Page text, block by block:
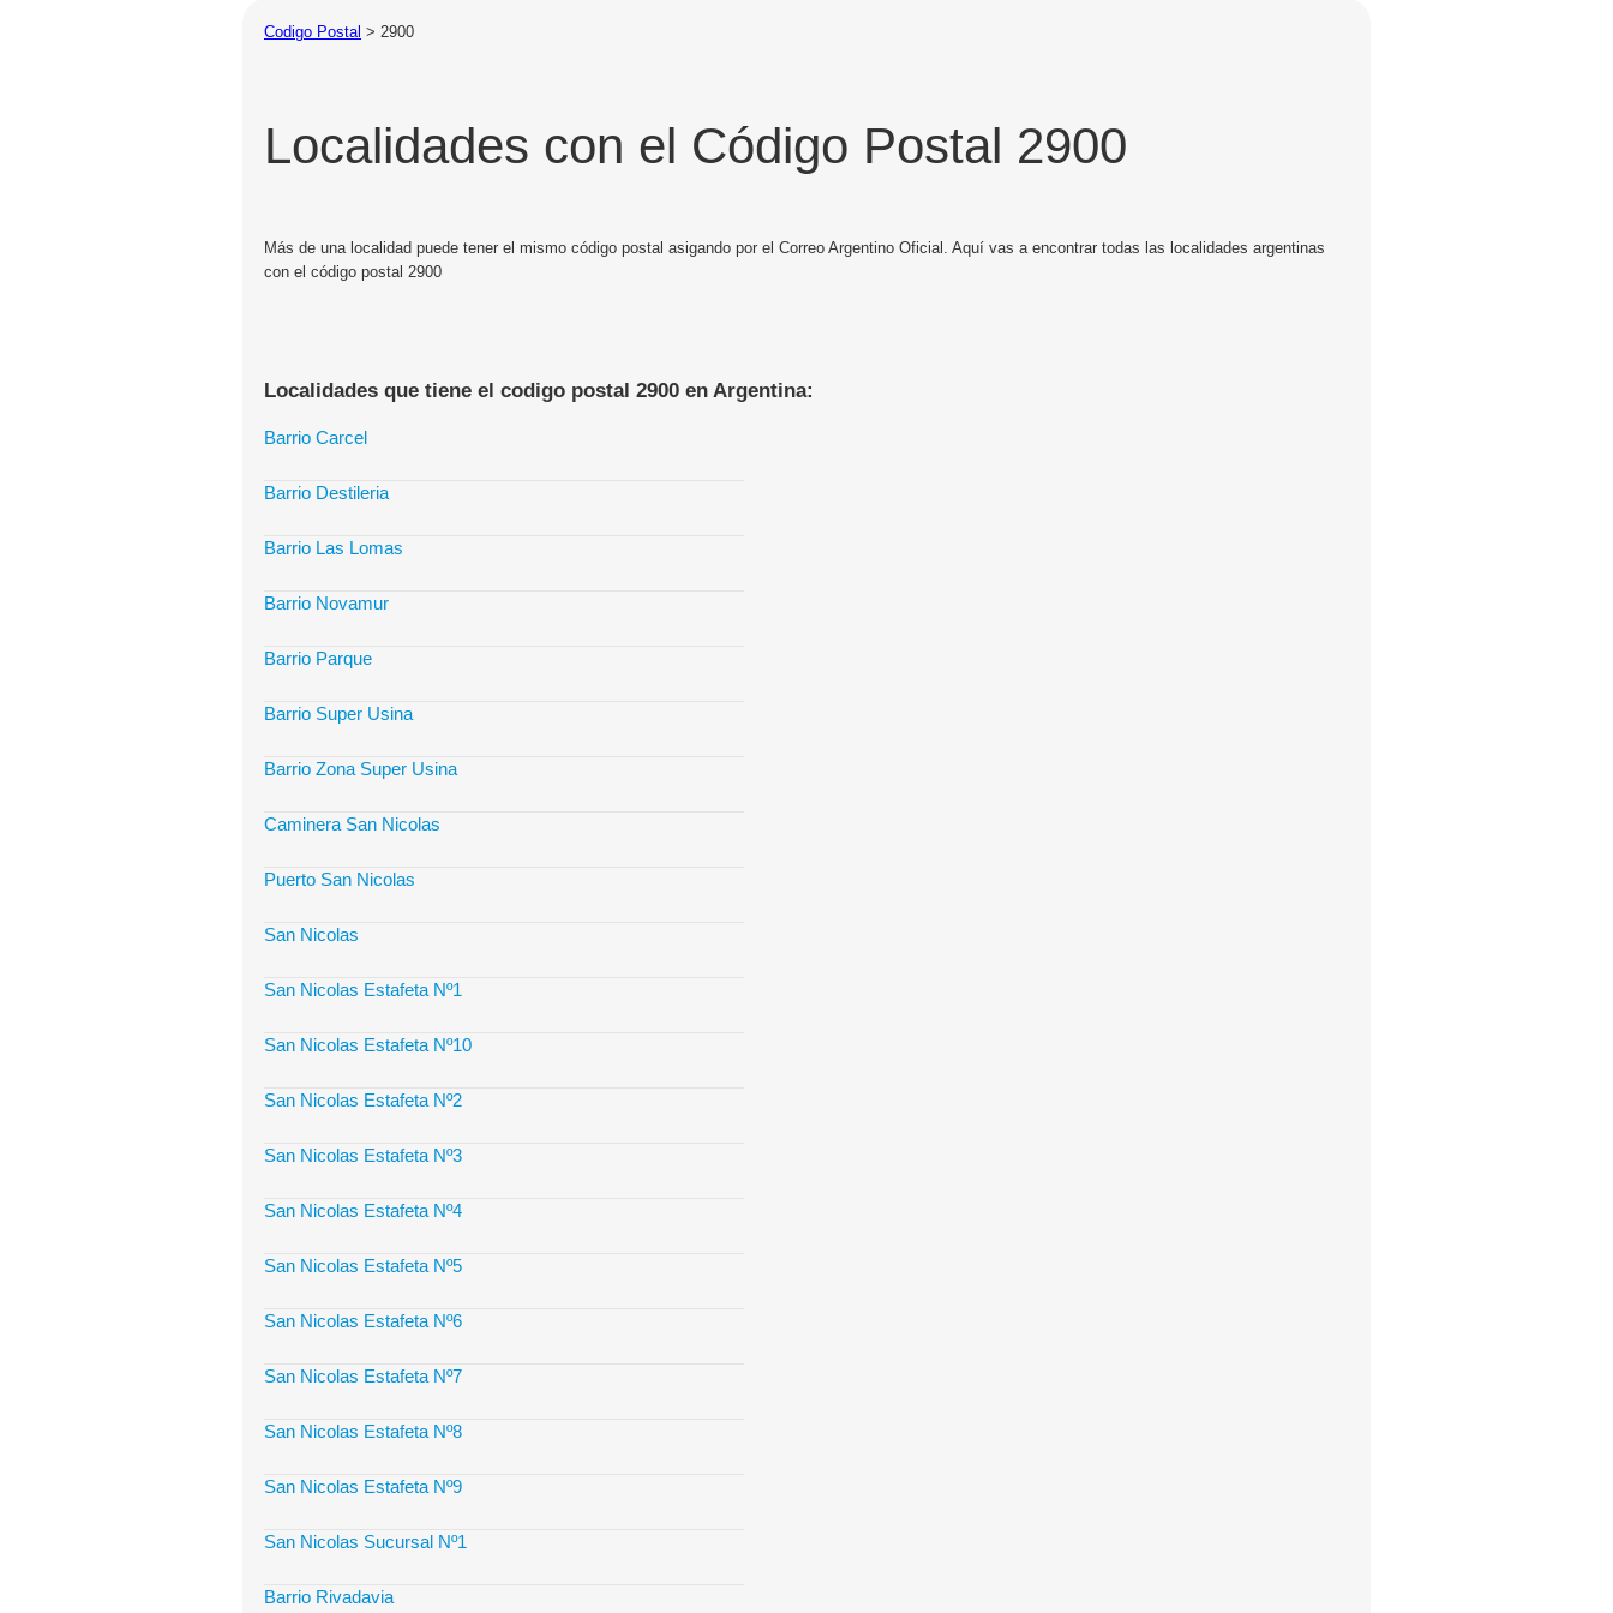
Codigo Postal > 2900
Localidades con el Código Postal 2900
Más de una localidad puede tener el mismo código postal asigando por el Correo Argentino Oficial. Aquí vas a encontrar todas las localidades argentinas
con el código postal 2900
Localidades que tiene el codigo postal 2900 en Argentina:
Barrio Carcel
Barrio Destileria
Barrio Las Lomas
Barrio Novamur
Barrio Parque
Barrio Super Usina
Barrio Zona Super Usina
Caminera San Nicolas
Puerto San Nicolas
San Nicolas
San Nicolas Estafeta Nº1
San Nicolas Estafeta Nº10
San Nicolas Estafeta Nº2
San Nicolas Estafeta Nº3
San Nicolas Estafeta Nº4
San Nicolas Estafeta Nº5
San Nicolas Estafeta Nº6
San Nicolas Estafeta Nº7
San Nicolas Estafeta Nº8
San Nicolas Estafeta Nº9
San Nicolas Sucursal Nº1
Barrio Rivadavia